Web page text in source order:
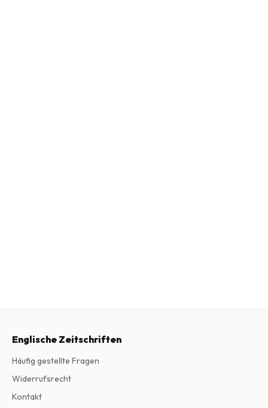
Englische Zeitschriften
Häufig gestellte Fragen
Widerrufsrecht
Kontakt